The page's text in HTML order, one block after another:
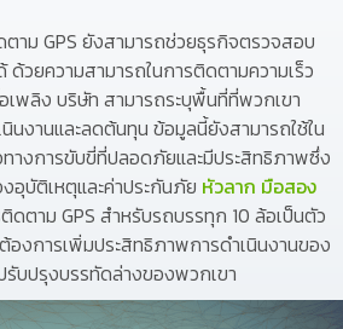
าม GPS ยังสามารถช่วยธุรกิจตรวจสอบ
วยความสามารถในการติดตามความเร็ว
อเพลิง บริษัท สามารถระบุพื้นที่ที่พวกเขา
นงานและลดต้นทุน ข้อมูลนี้ยังสามารถใช้ใน
างการขับขี่ที่ปลอดภัยและมีประสิทธิภาพซึ่ง
อุบัติเหตุและค่าประกันภัย หัวลาก มือสอง
ดตาม GPS สำหรับรถบรรทุก 10 ล้อเป็นตัว
องการเพิ่มประสิทธิภาพการดำเนินงานของ
รับปรุงบรรทัดล่างของพวกเขา